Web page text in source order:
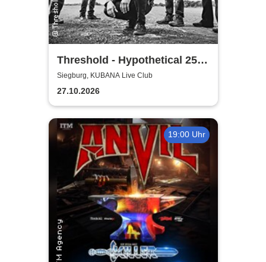
Threshold - Hypothetical 25th
Anniversary Tour
Siegburg, KUBANA Live Club
27.10.2026
19:00 Uhr